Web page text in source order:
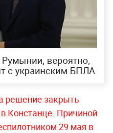
Румынии, вероятно,
с украинским БПЛА
решение закрыть
Констанце. Причиной
29 мая в